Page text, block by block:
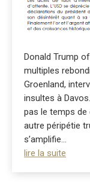
Donald Trump
multiples
Groenland,
insultes à
pas le temps de
autre péripétie
s’amplifie...
lire la suite